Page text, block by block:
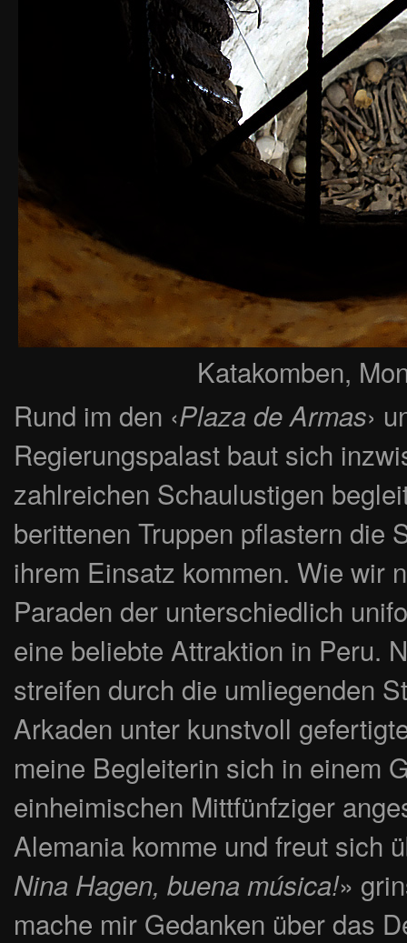
Katakomben,
Rund im den ‹Plaza de Armas›
Regierungspalast baut sich
zahlreichen Schaulustigen
berittenen Truppen pflastern die
ihrem Einsatz kommen. Wie wir
Paraden der unterschiedlich
eine beliebte Attraktion in Peru.
streifen durch die umliegenden
Arkaden unter kunstvoll
meine Begleiterin sich in einem
einheimischen Mittfünfziger
Alemania komme und freut sich
Nina Hagen, buena música!»
mache mir Gedanken über das